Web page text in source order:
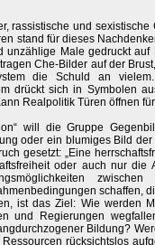
rassistische und
stand für dieses
unzählige Male gedruckt
Che-Bilder auf der
die Schuld an
drückt sich in Symbolen
Realpolitik Türen öffnen
will die Gruppe
oder ein blumiges Bild
gesetzt: „Eine
oder auch nur
schaffen,
ist das Ziel: Wie werden
und Regierungen
Bildung?
rücksichtslos